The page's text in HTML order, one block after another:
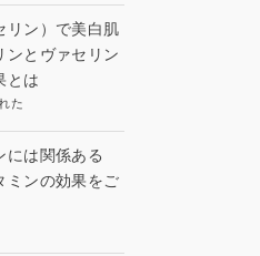
リン）で美白肌
ンとヴァセリン
とは
た
には関係ある
ミンの効果をご